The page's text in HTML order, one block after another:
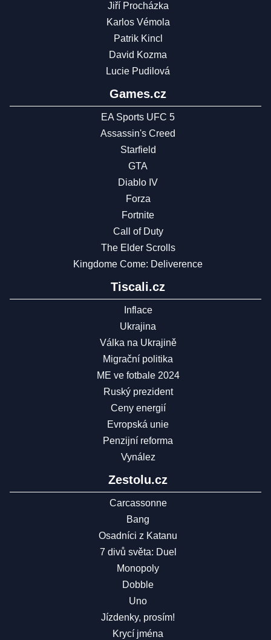
Jiří Procházka
Karlos Vémola
Patrik Kincl
David Kozma
Lucie Pudilová
Games.cz
EA Sports UFC 5
Assassin's Creed
Starfield
GTA
Diablo IV
Forza
Fortnite
Call of Duty
The Elder Scrolls
Kingdome Come: Deliverence
Tiscali.cz
Inflace
Ukrajina
Válka na Ukrajině
Migrační politika
ME ve fotbale 2024
Ruský prezident
Ceny energií
Evropská unie
Penzijní reforma
Vynález
Zestolu.cz
Carcassonne
Bang
Osadníci z Katanu
7 divů světa: Duel
Monopoly
Dobble
Uno
Jízdenky, prosím!
Krycí jména